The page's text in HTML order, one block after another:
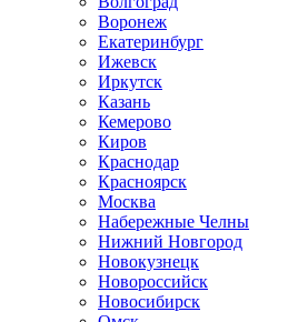
Воронеж
Екатеринбург
Ижевск
Иркутск
Казань
Кемерово
Киров
Краснодар
Красноярск
Москва
Набережные Челны
Нижний Новгород
Новокузнецк
Новороссийск
Новосибирск